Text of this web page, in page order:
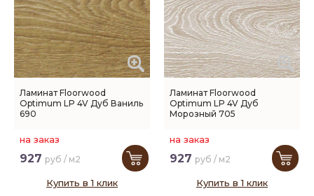
Ламинат Floorwood
Optimum LP 4V Дуб Ваниль
690
на заказ
927 руб / м2
Купить в 1 клик
Ламинат Floorwood
Optimum LP 4V Дуб
Морозный 705
на заказ
927 руб / м2
Купить в 1 клик